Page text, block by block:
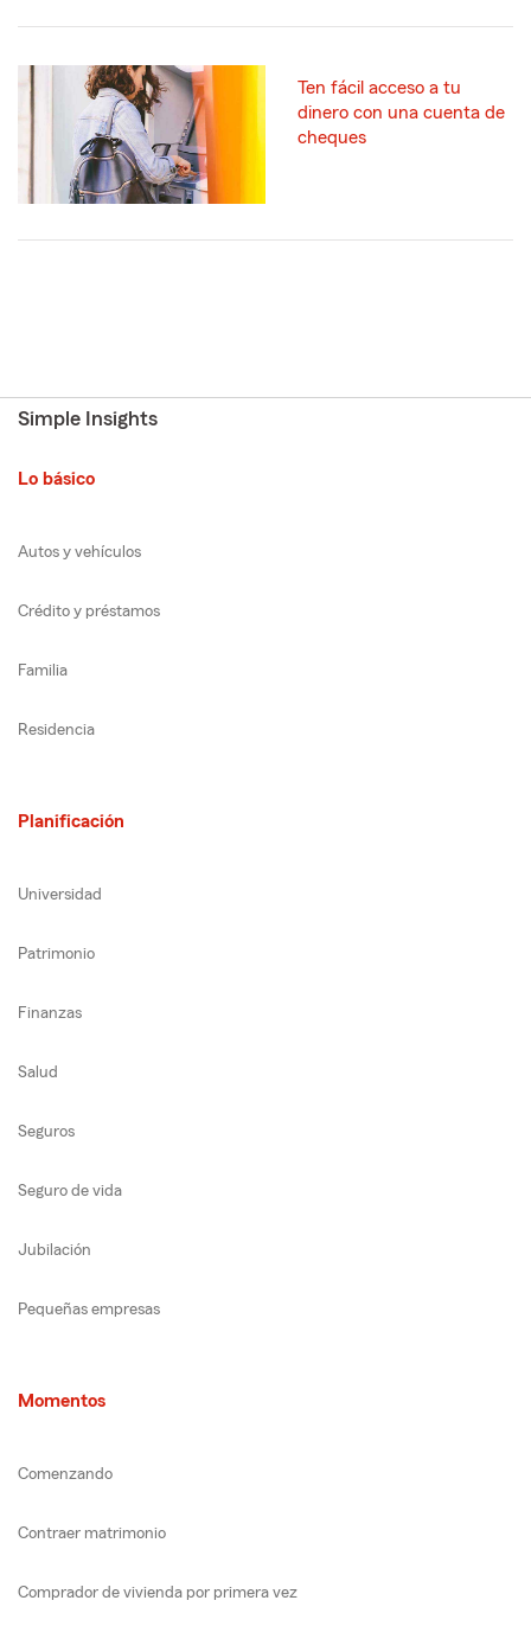
Ten fácil acceso a tu
dinero con una cuenta de
cheques
Simple Insights
Lo básico
Autos y vehículos
Crédito y préstamos
Familia
Residencia
Planificación
Universidad
Patrimonio
Finanzas
Salud
Seguros
Seguro de vida
Jubilación
Pequeñas empresas
Momentos
Comenzando
Contraer matrimonio
Comprador de vivienda por primera vez